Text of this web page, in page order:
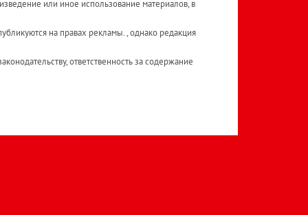
или иное использование материалов, в
на правах рекламы. , однако редакция
ответственность за содержание